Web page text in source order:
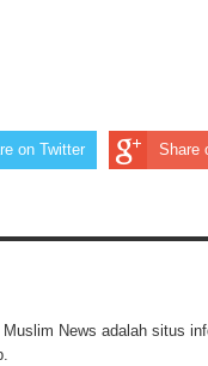
on Twitter Share
Muslim News adalah situs